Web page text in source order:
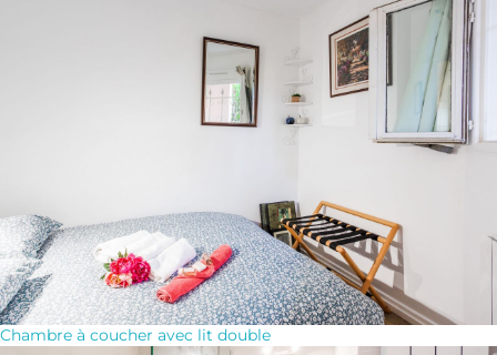
Chambre à coucher avec lit double